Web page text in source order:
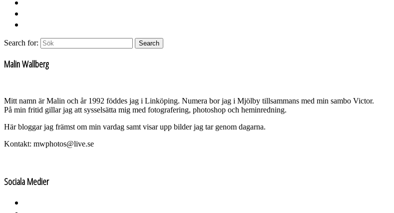
Search for: Search
Malin Wallberg
Mitt namn är Malin och år 1992 föddes jag i Linköping. Numera bor jag i Mjölby tillsammans med min sambo Victor.
På min fritid gillar jag att sysselsätta mig med fotografering, photoshop och heminredning.
Här bloggar jag främst om min vardag samt visar upp bilder jag tar genom dagarna.
Kontakt: mwphotos@live.se
Sociala Medier